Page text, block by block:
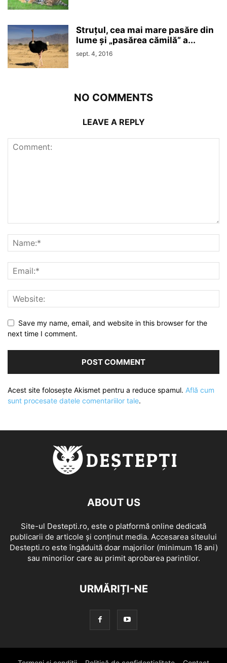
Struțul, cea mai mare pasăre din
lume și „pasărea cămilă” a...
sept. 4, 2016
NO COMMENTS
LEAVE A REPLY
Save my name, email, and website in this browser for the
next time I comment.
Acest site folosește Akismet pentru a reduce spamul. Află cum
sunt procesate datele comentariilor tale.
ABOUT US
Site-ul Destepti.ro, este o platformă online dedicată
publicarii de articole și conținut media. Accesarea siteului
Destepti.ro este îngăduită doar majorilor (minimum 18 ani)
sau minorilor care au primit aprobarea parintilor.
URMĂRIȚI-NE